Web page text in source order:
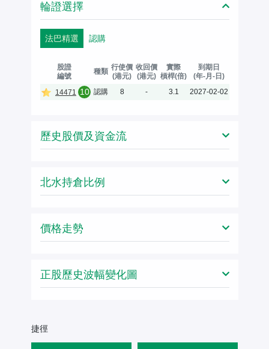
輪證選擇
法巴精選 認購
股證
編號
種類 行使價
(港元)
收回價
(港元)
實際
槓桿(倍)
到期日
(年-月-日)
14471 10 認購 8 - 3.1 2027-02-02
歷史股價及資金流
北水持倉比例
價格走勢
正股歷史波幅變化圖
捷徑